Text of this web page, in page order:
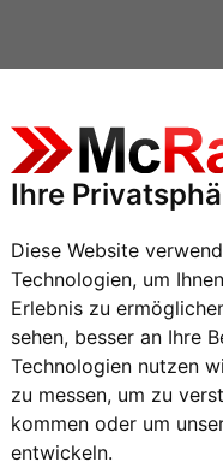
Ihre
Diese Website
Technologien, um
Erlebnis zu
sehen, besser an Ihre
Technologien nutzen
zu messen, um zu
kommen oder um
entwickeln.